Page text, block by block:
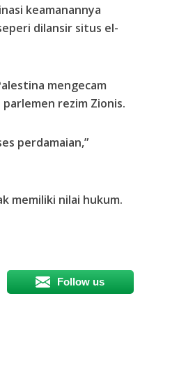
keamanannya
dilansir situs el-
mengecam
parlemen rezim Zionis.
perdamaian,”
memiliki nilai hukum.
Follow us